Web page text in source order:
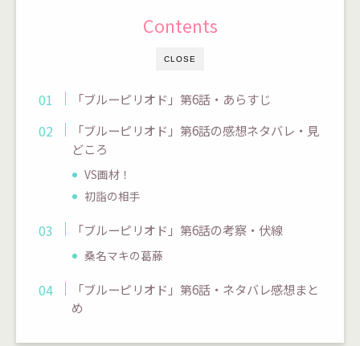
CLOSE
Contents
「ブルーピリオド」第6話・あらすじ
「ブルーピリオド」第6話の感想ネタバレ・見
どころ
VS画材！
初詣の相手
「ブルーピリオド」第6話の考察・伏線
桑名マキの葛藤
「ブルーピリオド」第6話・ネタバレ感想まと
め